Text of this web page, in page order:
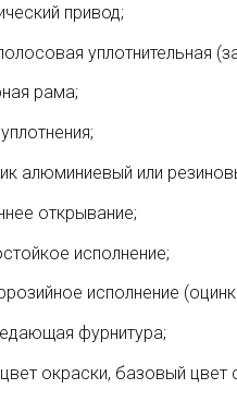
привод;
уплотнительная
рама;
алюминиевый или
открывание;
исполнение;
исполнение
фурнитура;
окраски, базовый цвет